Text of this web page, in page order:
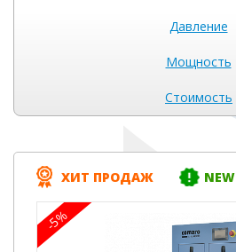
Давление
Мощность
Стоимость
ХИТ ПРОДАЖ NEW
-5%